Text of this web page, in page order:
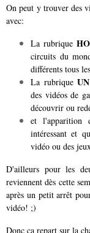
On peut y trouver des
avec:
La rubrique
circuits du
différents tous
La rubrique
des vidéos de
découvrir ou
et
intéressant et
vidéo ou des
D'ailleurs pour les
reviennent dès cette
après un petit arrêt
vidéo! ;)
Donc ça repart sur la